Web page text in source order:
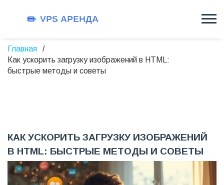
Главная
Как ускорить загрузку изображений в HTML:
быстрые методы и советы
КАК УСКОРИТЬ ЗАГРУЗКУ ИЗОБРАЖЕНИЙ
В HTML: БЫСТРЫЕ МЕТОДЫ И СОВЕТЫ